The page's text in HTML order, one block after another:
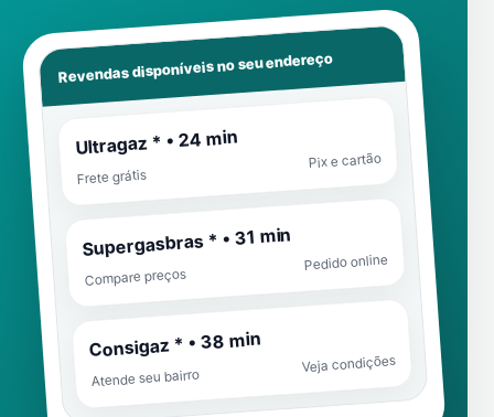
Revendas disponíveis no seu endereço
Ultragaz * • 24 min
Frete grátis
Pix e cartão
Supergasbras * • 31 min
Compare preços
Pedido online
Consigaz * • 38 min
Atende seu bairro
Veja condições